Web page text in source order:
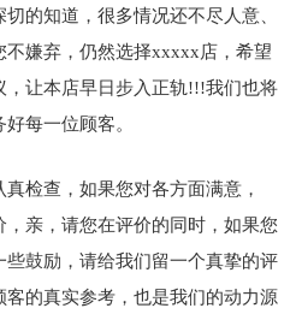
的知道，很多情况还不尽人意、
不嫌弃，仍然选择xxxxx店，希望
，让本店早日步入正轨!!!我们也将
每一位顾客。
检查，如果您对各方面满意，
亲，请您在评价的同时，如果您
鼓励，请给我们留一个真挚的评
的真实参考，也是我们的动力源